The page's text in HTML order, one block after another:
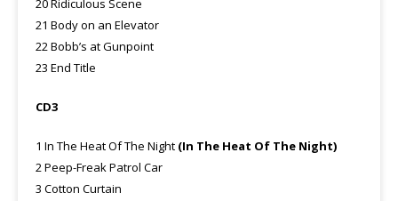
20 Ridiculous Scene
21 Body on an Elevator
22 Bobb’s at Gunpoint
23 End Title
CD3
1 In The Heat Of The Night (In The Heat Of The Night)
2 Peep-Freak Patrol Car
3 Cotton Curtain